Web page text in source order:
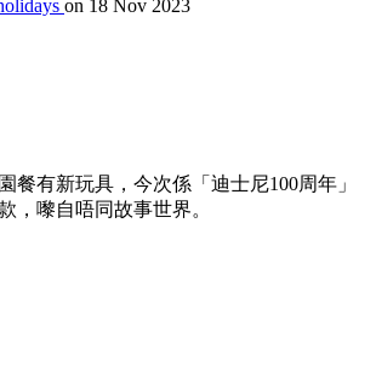
on 18 Nov 2023
餐有新玩具，今次係「迪士尼100周年」
，嚟自唔同故事世界。